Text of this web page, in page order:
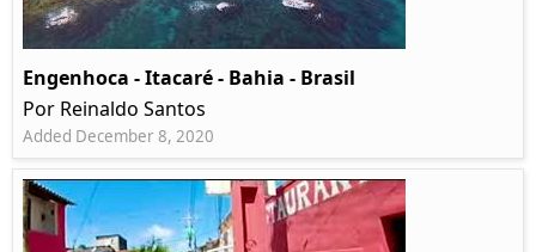
Engenhoca - Itacaré - Bahia - Brasil
Por Reinaldo Santos
Added December 8, 2020